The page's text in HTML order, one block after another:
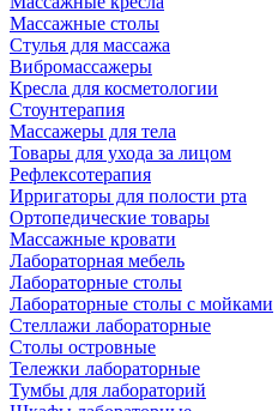
Массажные столы
Стулья для массажа
Вибромассажеры
Кресла для косметологии
Стоунтерапия
Массажеры для тела
Товары для ухода за лицом
Рефлексотерапия
Ирригаторы для полости рта
Ортопедические товары
Массажные кровати
Лабораторная мебель
Лабораторные столы
Лабораторные столы с мойками
Стеллажи лабораторные
Столы островные
Тележки лабораторные
Тумбы для лабораторий